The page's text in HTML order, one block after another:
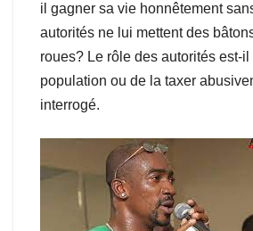
il gagner sa vie honnêtement
autorités ne lui mettent des
roues? Le rôle des autorités est-il
population ou de la taxer
interrogé.